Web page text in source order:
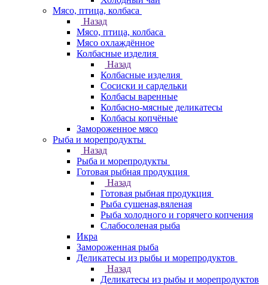
Мясо, птица, колбаса
Назад
Мясо, птица, колбаса
Мясо охлаждённое
Колбасные изделия
Назад
Колбасные изделия
Сосиски и сардельки
Колбасы варенные
Колбасно-мясные деликатесы
Колбасы копчёные
Замороженное мясо
Рыба и морепродукты
Назад
Рыба и морепродукты
Готовая рыбная продукция
Назад
Готовая рыбная продукция
Рыба сушеная,вяленая
Рыба холодного и горячего копчения
Слабосоленая рыба
Икра
Замороженная рыба
Деликатесы из рыбы и морепродуктов
Назад
Деликатесы из рыбы и морепродуктов